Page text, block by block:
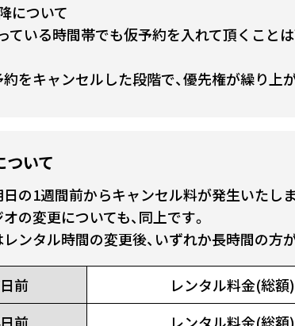
について
いる時間帯でも仮予約を入れて頂くことは
をキャンセルした段階で、優先権が繰り上
ついて
日の1週間前からキャンセル料が発生いたしま
の変更についても、同上です。
レンタル時間の変更後、いずれか長時間の方
前
レンタル料金(総
前
レンタル料金(総